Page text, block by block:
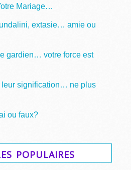
Mariage…
extasie… amie ou
gardien… votre force est
leur signification… ne plus
ou faux?
populaires